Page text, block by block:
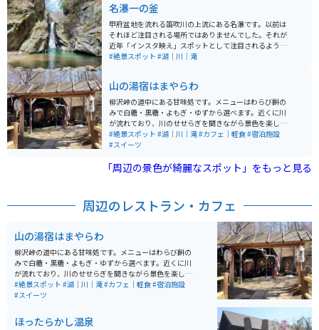
トです。入り口付近には、お土産店もあります。
名瀑一の釜
甲府盆地を流れる笛吹川の上流にある名瀑です。以前は
それほど注目される場所ではありませんでした。それが
近年「インスタ映え」スポットとして注目されるように
なり、SNSから雑誌、旅行ツアーなどでも取り上げられ
途中に右手に「釜沢の滝」、左手に「女滝（めだき）」
を見ることができます。つり橋を渡った先にはメインの
滝である「男滝」の迫力の流れを見ることができます。
滝の落差は21メートルあり、滝のそばまで近づくことが
できるので、マイナスイオンをたっぷり浴びることがで
きます。滝の周辺は自然が広がっており、春から夏は新
とができます。
#絶景スポット #湖｜川｜滝
山の湯宿はまやらわ
柳沢峠の道中にある甘味処です。メニューはわらび餅の
みで白糖・黒糖・よもぎ・ゆずから選べます。近くに川
が流れており、川のせせらぎを聞きながら景色を楽しむ
ことができます。宿なので宿泊も可能です。
#絶景スポット #湖｜川｜滝#カフェ｜軽食#宿泊施設
#スイーツ
「周辺の景色が綺麗なスポット」をもっと見る
周辺のレストラン・カフェ
山の湯宿はまやらわ
柳沢峠の道中にある甘味処です。メニューはわらび餅の
みで白糖・黒糖・よもぎ・ゆずから選べます。近くに川
が流れており、川のせせらぎを聞きながら景色を楽しむ
ことができます。宿なので宿泊も可能です。
#絶景スポット #湖｜川｜滝#カフェ｜軽食#宿泊施設
#スイーツ
ほったらかし温泉